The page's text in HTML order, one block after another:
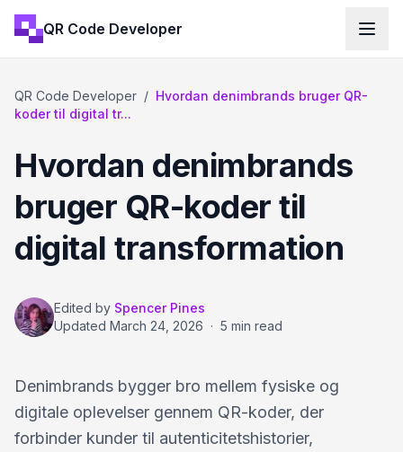
QR Code Developer
QR Code Developer / Hvordan denimbrands bruger QR-
koder til digital tr...
Hvordan denimbrands
bruger QR-koder til
digital transformation
Edited by Spencer Pines
Updated March 24, 2026 · 5 min read
Denimbrands bygger bro mellem fysiske og
digitale oplevelser gennem QR-koder, der
forbinder kunder til autenticitetshistorier,